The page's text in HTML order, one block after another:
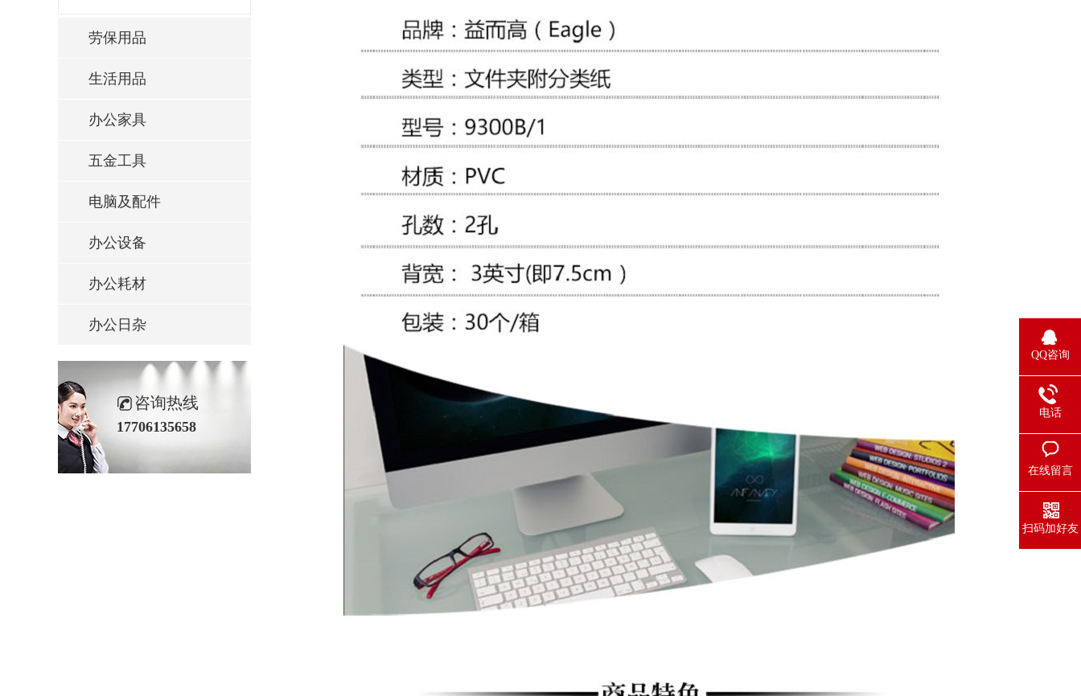
劳保用品
生活用品
办公家具
五金工具
电脑及配件
办公设备
办公耗材
办公日杂
咨询热线
17706135658
QQ咨询
电话
在线留言
扫码加好友